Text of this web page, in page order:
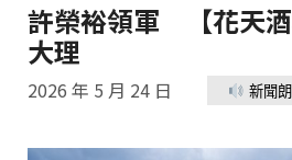
許榮裕領軍 【花天
大理
2026 年 5 月 24 日 新聞